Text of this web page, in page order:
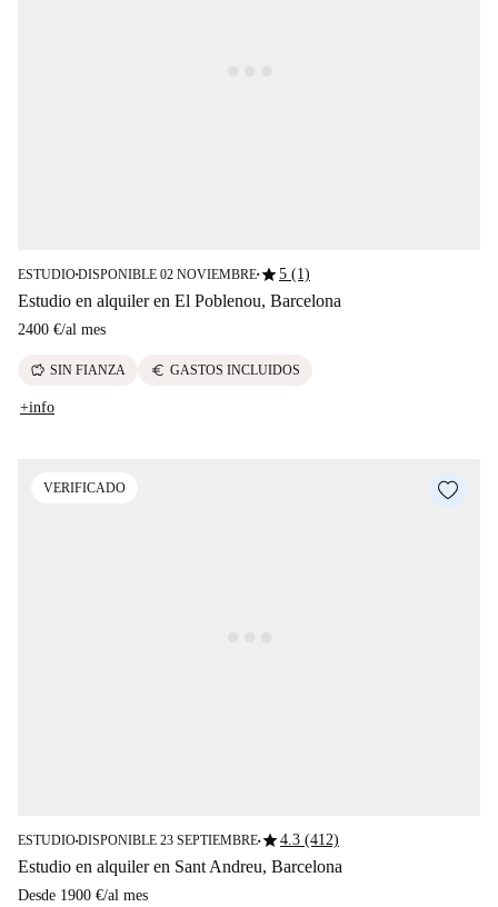
ESTUDIO■DISPONIBLE 02 NOVIEMBRE■star5 (1)
Estudio en alquiler en El Poblenou, Barcelona
2400 €/al mes
savings SIN FIANZA euro GASTOS INCLUIDOS
+info
VERIFICADO
ESTUDIO■DISPONIBLE 23 SEPTIEMBRE■star4.3 (412)
Estudio en alquiler en Sant Andreu, Barcelona
Desde 1900 €/al mes